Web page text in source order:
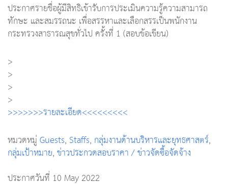
ประกาศรายชื่อผู้มีสิทธิเข้ารับการประเมินความรู้ความสามารถ
ทักษะ และสมรรถนะ เพื่อสรรหาและเลือกสรรเป็นพนักงาน
กระทรวงสาธารณสุขทั่วไป ครั้งที่ 1 (สอบข้อเขียน)
>
>
>
>
>>>>>>>รายละเอียด<<<<<<<<<
หมวดหมู่Guests,Staffs, กลุ่มงานด้านบริหารและยุทธศาสตร์,
กลุ่มเป้าหมาย,ข่าวประกวดสอบราคา / ข่าวจัดซื้อจัดจ้าง
ประกาศวันที่ 10 May 2022